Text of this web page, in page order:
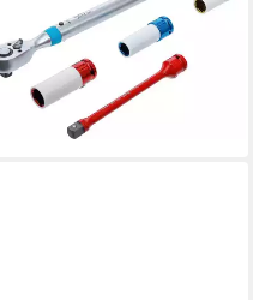
Radwechsel-Service-Satz -
Drehmomentschlüssel-Satz,
1/2", 40-200 Nm (1 St)
159,00 €
lieferbar - in 3-4 Werktagen bei dir